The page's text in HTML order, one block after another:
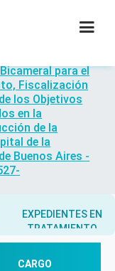
para el
Fiscalización
los Objetivos
en la
de la
de la
Buenos Aires -
EXPEDIENTES EN
TRATAMIENTO
CARGO